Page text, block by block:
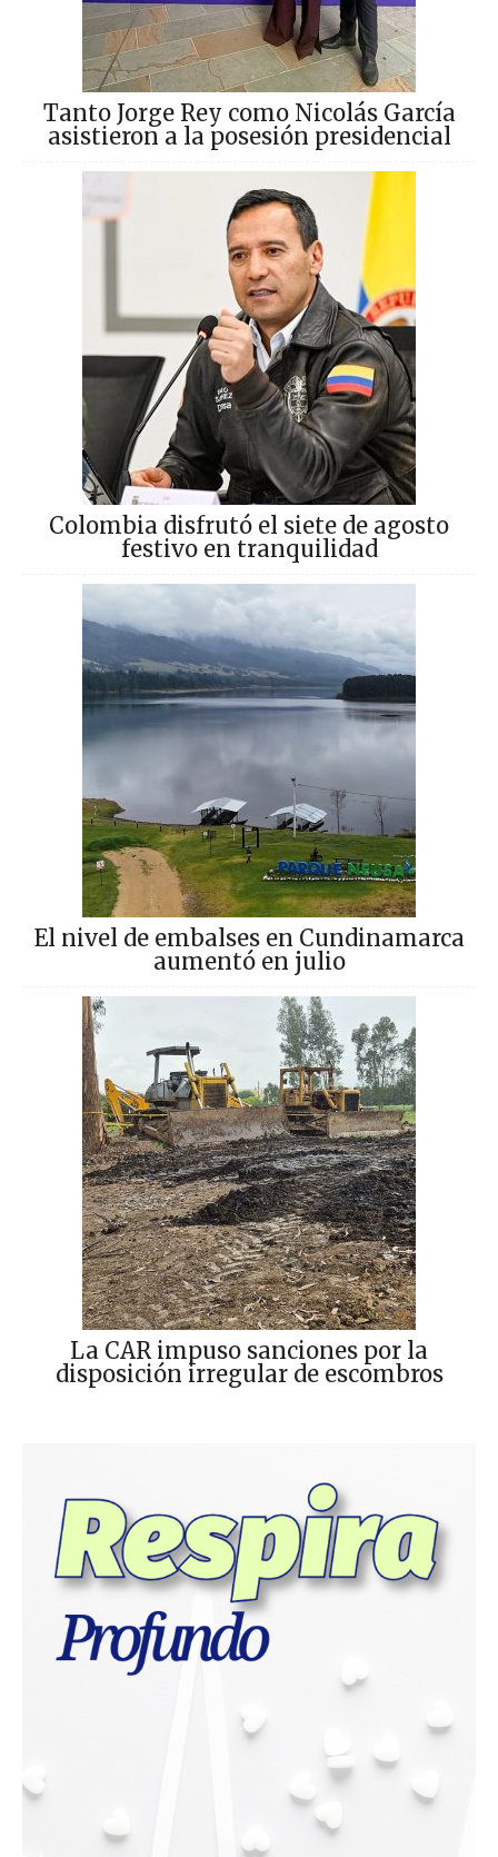
Tanto Jorge Rey como Nicolás García
asistieron a la posesión presidencial
Colombia disfrutó el siete de agosto
festivo en tranquilidad
El nivel de embalses en Cundinamarca
aumentó en julio
La CAR impuso sanciones por la
disposición irregular de escombros